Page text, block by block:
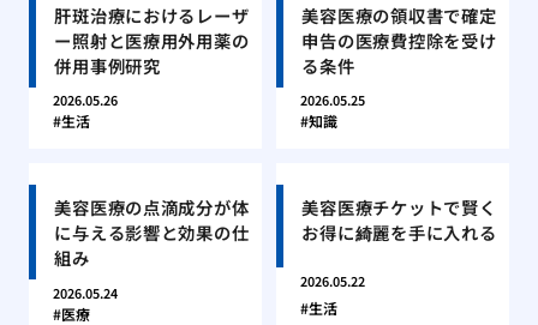
肝斑治療におけるレーザ
ー照射と医療用外用薬の
併用事例研究
2026.05.26
生活
美容医療の領収書で確定
申告の医療費控除を受け
る条件
2026.05.25
知識
美容医療の点滴成分が体
に与える影響と効果の仕
組み
2026.05.24
医療
美容医療チケットで賢く
お得に綺麗を手に入れる
2026.05.22
生活